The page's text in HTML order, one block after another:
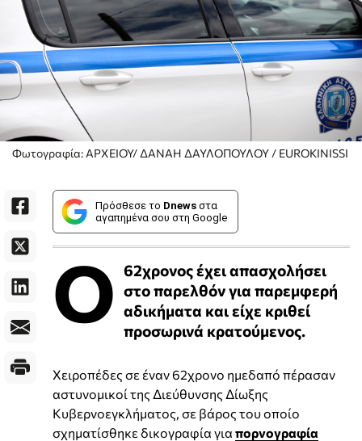
Φωτογραφία: ΑΡΧΕΙΟΥ/ ΔΑΝΑΗ ΔΑΥΛΟΠΟΥΛΟΥ / EUROKINISSI
Πρόσθεσε το Dnews στα
αγαπημένα σου στη Google
Ο 62χρονος έχει απασχολήσει
στο παρελθόν για παρεμφερή
αδικήματα και είχε κριθεί
προσωρινά κρατούμενος.
Χειροπέδες σε έναν 62χρονο ημεδαπό πέρασαν
αστυνομικοί της Διεύθυνσης Δίωξης
Κυβερνοεγκλήματος, σε βάρος του οποίο
σχηματίσθηκε δικογραφία για πορνογραφία